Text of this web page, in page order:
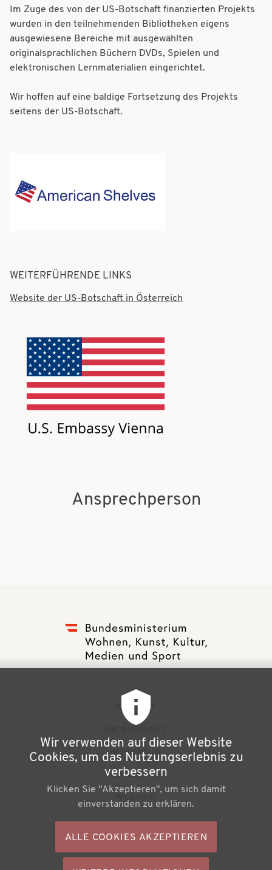
Im Zuge des von der US-Botschaft finanzierten Projekts
wurden in den teilnehmenden Bibliotheken eigens
ausgewiesene Bereiche mit ausgewählten
originalsprachlichen Büchern DVDs, Spielen und
elektronischen Lernmaterialien eingerichtet.
Wir hoffen auf eine baldige Fortsetzung des Projekts
seitens der US-Botschaft.
WEITERFÜHRENDE LINKS
Website der US-Botschaft in Österreich
Ansprechperson
ß
e
e
KONTAKT
IMPRESSUM
NEWSLETTER
S
Wir verwenden auf dieser Website
Cookies, um das Nutzungserlebnis zu
verbessern
Klicken Sie "Akzeptieren", um sich damit
einverstanden zu erklären.
ALLE COOKIES AKZEPTIEREN